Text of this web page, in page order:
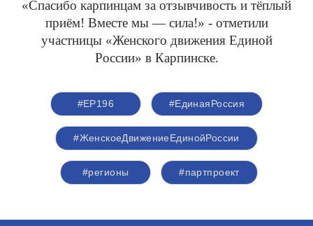
«Спасибо карпинцам за отзывчивость и тёплый
приём! Вместе мы — сила!» - отметили
участницы «Женского движения Единой
России» в Карпинске.
#ЕР196 #‎ЕдинаяРоссия
#ЖенскоеДвижениеЕдинойРоссии
#регионы #партпроект